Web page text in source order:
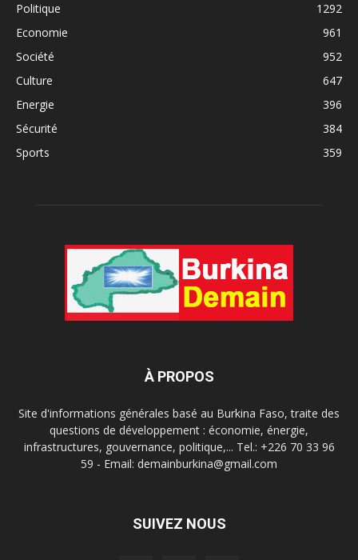
Politique
1292
Economie
961
Société
952
Culture
647
Energie
396
Sécurité
384
Sports
359
À PROPOS
Site d'informations générales basé au Burkina Faso, traite des
questions de développement : économie, énergie,
infrastructures, gouvernance, politique,... Tel.: +226 70 33 96
59 - Email: demainburkina@gmail.com
SUIVEZ NOUS